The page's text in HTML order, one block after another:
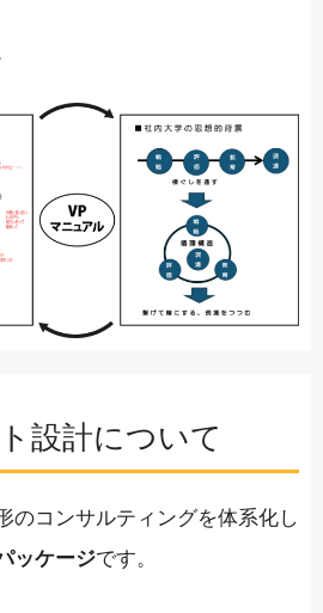
設計について
のコンサルティングを体系化し
ッケージです。